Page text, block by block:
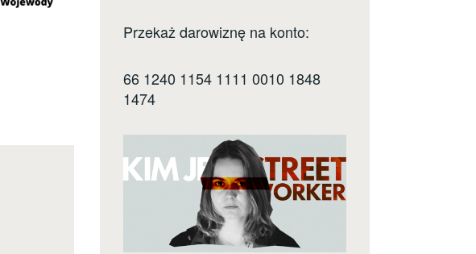
Przekaż darowiznę na konto:
66 1240 1154 1111 0010 1848
1474